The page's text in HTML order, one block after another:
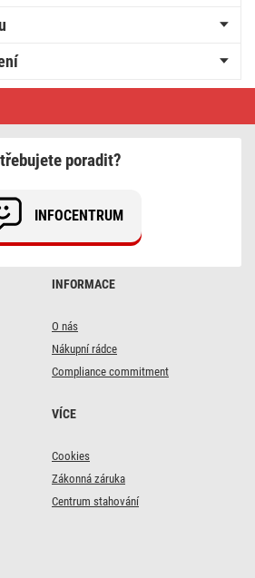
INFORMACE
O nás
Nákupní rádce
Compliance commitment
VÍCE
Cookies
Zákonná záruka
Centrum stahování
poradit?
INFOCENTRUM